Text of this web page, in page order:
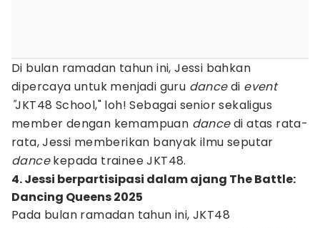
Di bulan ramadan tahun ini, Jessi bahkan
dipercaya untuk menjadi guru dancedi event
"JKT48 School," loh! Sebagai senior sekaligus
member dengan kemampuan dancedi atas rata-
rata, Jessi memberikan banyak ilmu seputar
dancekepada trainee JKT48.
4. Jessi berpartisipasi dalam ajang The Battle:
Dancing Queens 2025
Pada bulan ramadan tahun ini, JKT48